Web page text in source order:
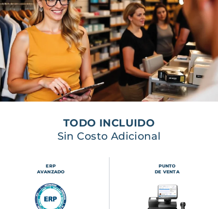
TODO INCLUIDO
Sin Costo Adicional
ERP
AVANZADO
PUNTO
DE VENTA